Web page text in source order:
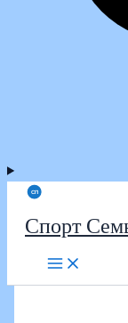
Спорт